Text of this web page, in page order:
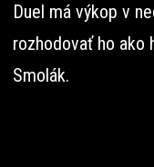
Duel má výkop v
rozhodovať ho ako
Smolák.